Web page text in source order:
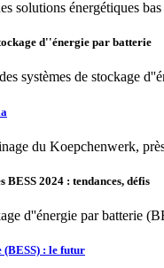
solutions énergétiques
d''énergie par batterie
systèmes de stockage
du Koepchenwerk,
BESS 2024 : tendances, défis
d''énergie par batterie
(BESS) : le futur